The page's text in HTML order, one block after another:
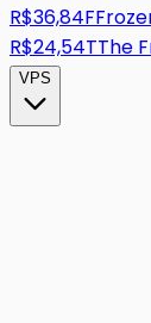
R$36,84F
R$24,54TThe
VPS